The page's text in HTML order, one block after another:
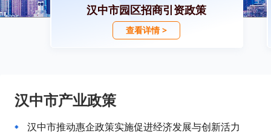
汉中市园区招商引资政策
查看详情 >
汉中市产业政策
汉中市推动惠企政策实施促进经济发展与创新活力